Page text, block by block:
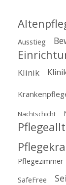
Ausstieg
Klinik
Nachtschicht
Pflegezimmer
SafeFree